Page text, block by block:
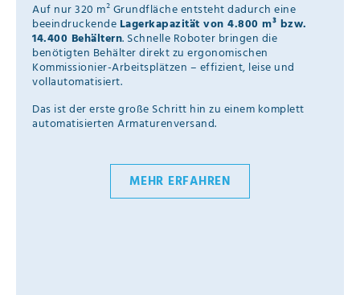
Auf nur 320 m² Grundfläche entsteht dadurch eine
beeindruckende Lagerkapazität von 4.800 m³ bzw.
14.400 Behältern. Schnelle Roboter bringen die
benötigten Behälter direkt zu ergonomischen
Kommissionier-Arbeitsplätzen – effizient, leise und
vollautomatisiert.
Das ist der erste große Schritt hin zu einem komplett
automatisierten Armaturenversand.
MEHR ERFAHREN